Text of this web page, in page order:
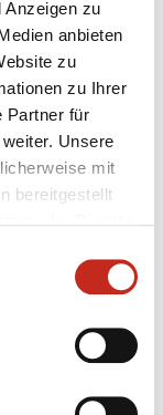
Anzeigen zu
anbieten
zu
zu Ihrer
Partner für
Unsere
mit
bereitgestellt
in
Priorität.
Nun
das erste Mal